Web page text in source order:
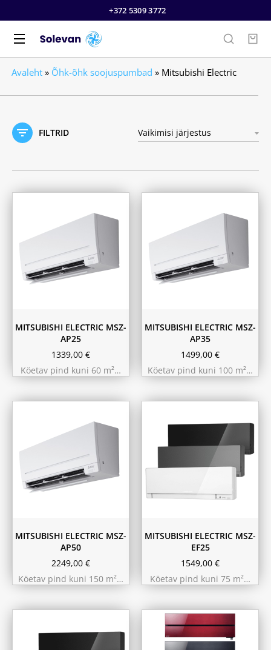
+372 5309 3772
Avaleht » Õhk-õhk soojuspumbad » Mitsubishi Electric
FILTRID
MITSUBISHI ELECTRIC MSZ-
AP25
1339,00 €
Köetav pind kuni 60 m²…
MITSUBISHI ELECTRIC MSZ-
AP35
1499,00 €
Köetav pind kuni 100 m²…
MITSUBISHI ELECTRIC MSZ-
AP50
2249,00 €
Köetav pind kuni 150 m²…
MITSUBISHI ELECTRIC MSZ-
EF25
1549,00 €
Köetav pind kuni 75 m²…